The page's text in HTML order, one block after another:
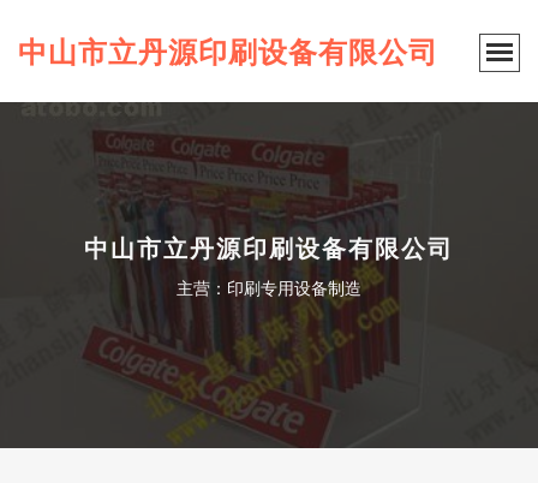
中山市立丹源印刷设备有限公司
中山市立丹源印刷设备有限公司
主营：印刷专用设备制造